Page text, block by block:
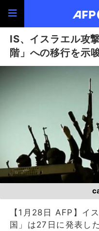
IS、イスラエル攻
階」への移行を示
【1月28日 AFP】イ
国」は27日に発表し